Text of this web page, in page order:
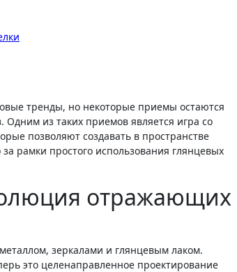
из таких приемов является игра со
позволяют создавать в пространстве
рамки простого использования глянцевых
отражающих
зеркалами и глянцевым лаком.
это целенаправленное проектирование